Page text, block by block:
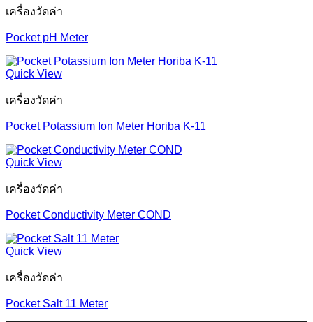
เครื่องวัดค่า
Pocket pH Meter
Quick View
เครื่องวัดค่า
Pocket Potassium Ion Meter Horiba K-11
Quick View
เครื่องวัดค่า
Pocket Conductivity Meter COND
Quick View
เครื่องวัดค่า
Pocket Salt 11 Meter